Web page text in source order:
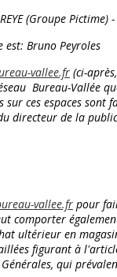
(Groupe Pictime) -
Bruno Peyroles
vallee.fr (ci-
Bureau-Vallée
sur ces espaces
directeur de la
vallee.fr pour
comporter
ultérieur en
figurant à
qui